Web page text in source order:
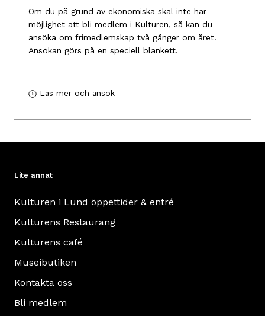
Om du på grund av ekonomiska skäl inte har
möjlighet att bli medlem i Kulturen, så kan du
ansöka om frimedlemskap två gånger om året.
Ansökan görs på en speciell blankett.
Läs mer och ansök
Lite annat
Kulturen i Lund öppettider & entré
Kulturens Restaurang
Kulturens café
Museibutiken
Kontakta oss
Bli medlem